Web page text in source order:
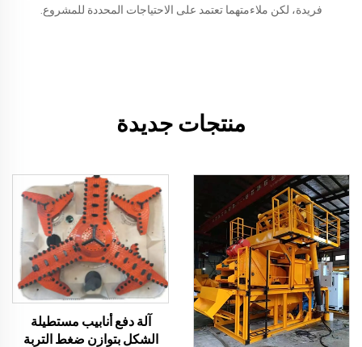
فريدة، لكن ملاءمتهما تعتمد على الاحتياجات المحددة للمشروع.
منتجات جديدة
آلة دفع أنابيب مستطيلة
الشكل بتوازن ضغط التربة